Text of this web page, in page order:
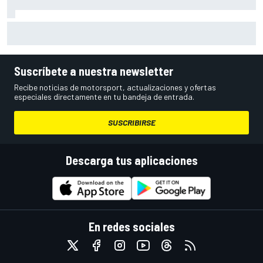
Suscríbete a nuestra newsletter
Recibe noticias de motorsport, actualizaciones y ofertas
especiales directamente en tu bandeja de entrada.
SUSCRIBIRSE
Descarga tus aplicaciones
En redes sociales